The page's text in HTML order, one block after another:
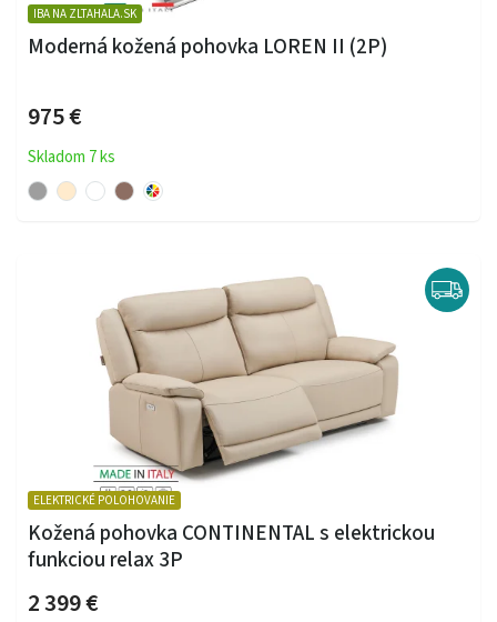
IBA NA ZLTAHALA.SK
Moderná kožená pohovka LOREN II (2P)
975 €
Skladom 7 ks
ELEKTRICKÉ POLOHOVANIE
Kožená pohovka CONTINENTAL s elektrickou
funkciou relax 3P
2 399 €